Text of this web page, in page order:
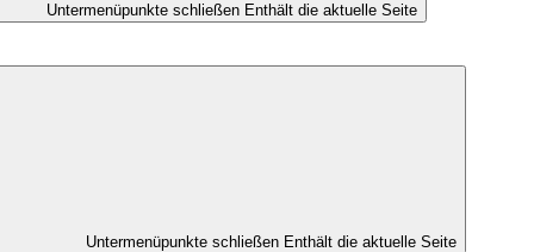
Untermenüpunkte schließen Enthält die aktuelle Seite
Untermenüpunkte schließen Enthält die aktuelle Seite